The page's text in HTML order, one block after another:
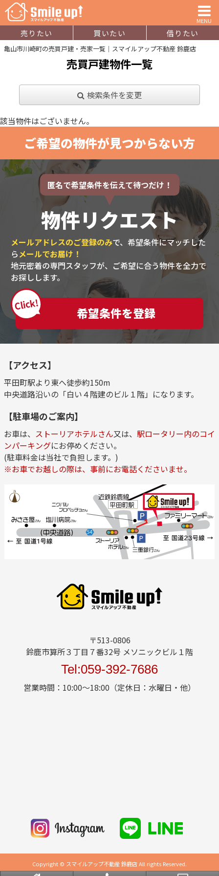
MENU
売りたい 買いたい 借りたい
亀山市川崎町の売買戸建・売家一覧｜スマイルアップ不動産 鈴鹿店
売買戸建物件一覧
検索条件を変更
該当物件はございません。
ご希望の物件が見つからない方
匿名で希望条件を伝えて待つだけ！
物件リクエスト
メールアドレスのご登録のみで、希望条件にマッチした
らメールでお届け！
地元密着の専門スタッフが、ご希望に合う物件を全力で
お探しします。
Click!
希望条件を登録
【アクセス】
平田町駅より東へ徒歩約150m
中央道路沿いの「白い４階建のビル１階」になります。
【駐車場のご案内】
お車は、 ストーリアホテルさん又は、 駅ロータリー内のコイ
ンパーキングにお停めください。
(駐車料金は当社で負担します。)
※お車でお越しの際は、事前にお電話くださいませ。
〒513-0806
鈴鹿市算所３丁目７番32号 メソニックビル１階
Tel:059-392-7686
営業時間：10:00～18:00（定休日：水曜日・他）
Copyright © スマイルアップ不動産 鈴鹿店 All rights Reserved.
powered by 不動産クラウドオフィス